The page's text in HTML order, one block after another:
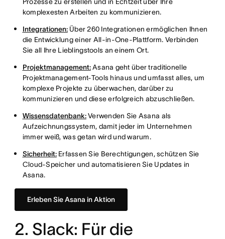
komplexesten Arbeiten zu kommunizieren.
Integrationen:Über 260 Integrationen ermöglichen Ihnen
die Entwicklung einer All-in-One-Plattform. Verbinden
Sie all Ihre Lieblingstools an einem Ort.
Projektmanagement:Asana geht über traditionelle
Projektmanagement-Tools hinaus und umfasst alles, um
komplexe Projekte zu überwachen, darüber zu
kommunizieren und diese erfolgreich abzuschließen.
Wissensdatenbank:Verwenden Sie Asana als
Aufzeichnungssystem, damit jeder im Unternehmen
immer weiß, was getan wird und warum.
Sicherheit:Erfassen Sie Berechtigungen, schützen Sie
Cloud-Speicher und automatisieren Sie Updates in
Asana.
Erleben Sie Asana in Aktion
2. Slack: Für die